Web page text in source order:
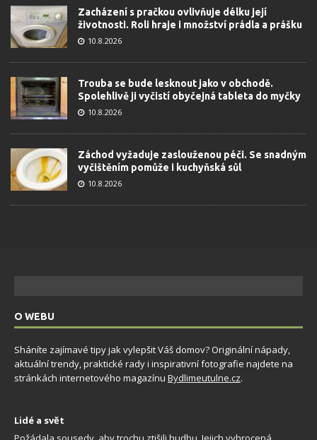
Zacházení s pračkou ovlivňuje délku její
životnosti. Roli hraje i množství prádla a prášku
10.8.2026
Trouba se bude lesknout jako v obchodě.
Spolehlivě ji vyčistí obyčejná tableta do myčky
10.8.2026
Záchod vyžaduje zaslouženou péči. Se snadným
vyčištěním pomůže i kuchyňská sůl
10.8.2026
O WEBU
Sháníte zajímavé tipy jak vylepšit Váš domov? Originální nápady,
aktuální trendy, praktické rady i inspirativní fotografie najdete na
stránkách internetového magazínu Bydlimeutulne.cz.
Lidé a svět